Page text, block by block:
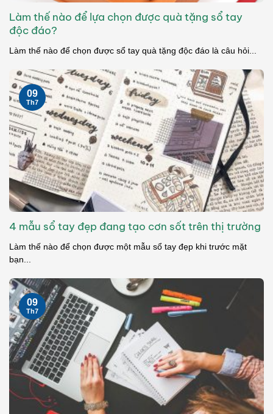
Làm thế nào để lựa chọn được quà tặng sổ tay
độc đáo?
Làm thế nào để chọn được sổ tay quà tặng độc đáo là câu hỏi...
4 mẫu sổ tay đẹp đang tạo cơn sốt trên thị trường
Làm thế nào để chọn được một mẫu sổ tay đẹp khi trước mặt
bạn...
09
Th7
09
Th7